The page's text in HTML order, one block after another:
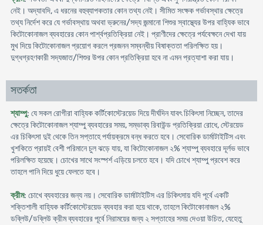
নেই। অদ্যাবদি, এ ধরনের বহুব্যাপকতার কোন তথ্য নেই। সীমিত সংক্ষক গর্ভাবস্থার ক্ষেত্রে
তথ্য নির্দেশ করে যে গর্ভাবস্থায় অথবা ভ্রুনের/সদ্য জন্মানো শিশুর স্বাস্থ্যের উপর বাহ্যিক ভাবে
কিটোকোনাজল ব্যবহারের কোন পার্শ্বপ্রতিক্রিয়া নেই। প্রাণীদের ক্ষেত্রে পর্যবেক্ষনে দেখা যায়
মুখ দিয়ে কিটোকোনাজল প্রয়োগ করলে প্রজনন সম্বন্ধীয় বিষাক্ততা পরিলক্ষিত হয়।
দুগ্ধগ্রহণকারী সদ্যজাত/শিশুর উপর কোন প্রতিক্রিয়া হবে না এমন প্রত্যাশা করা যায়।
সতর্কতা
শ্যাম্পু: যে সকল রোগীরা বাহ্যিক কর্টিকোস্টেরয়েড দিয়ে দীর্ঘদিন যাবৎ চিকিৎসা নিচ্ছেন, তাদের
ক্ষেত্রে কিটোকোনাজল শ্যাম্পু ব্যবহারের সময়, সম্ভাব্য রিবাউন্ড প্রতিক্রিয়া রোধে, স্টেরয়েড
এর চিকিৎসা দুই থেকে তিন সপ্তাহে পর্যায়ক্রমে বন্ধ করতে হবে। সেবোরিক ডার্মাটাইটিস এবং
খুশকিতে প্রায়ই বেশী পরিমানে চুল ঝড়ে যায়, যা কিটোকোনাজল ২% শ্যাম্পু ব্যবহারে দূর্লভ ভাবে
পরিলক্ষিত হয়েছে। চোখের সাথে সংস্পর্শ এড়িয়ে চলতে হবে। যদি চোখে শ্যাম্পু প্রবেশ করে
তাহলে পানি দিয়ে ধুয়ে ফেলতে হবে।
ক্রীম: চোখে ব্যবহারের জন্য নয়। সেবোরিক ডার্মাটাইটিস এর চিকিৎসায় যদি পূর্বে একটি
শক্তিশালী বাহ্যিক কর্টিকোস্টেরয়েড ব্যবহার করা হয়ে থাকে, তাহলে কিটোকোনাজল ২%
ডব্লিউ/ডব্লিউ ক্রীম ব্যবহারের পূর্বে নিরাময়ের জন্য ২ সপ্তাহের সময় দেওয়া উচিত, যেহেতু